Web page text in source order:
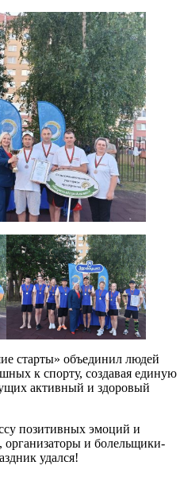
старты» объединил людей
к спорту, создавая единую
активный и здоровый
позитивных эмоций и
организаторы и болельщики-
удался!